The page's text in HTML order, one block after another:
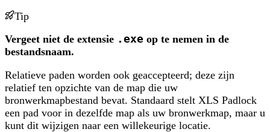
Tip
Vergeet niet de extensie .exe op te nemen in de
bestandsnaam.
Relatieve paden worden ook geaccepteerd; deze zijn
relatief ten opzichte van de map die uw
bronwerkmapbestand bevat. Standaard stelt XLS Padlock
een pad voor in dezelfde map als uw bronwerkmap, maar u
kunt dit wijzigen naar een willekeurige locatie.